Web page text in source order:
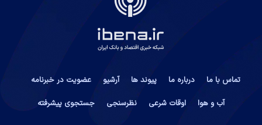
تماس با ما درباره ما پیوند ها آرشیو
عضویت در خبرنامه
آب و هوا
اوقات شرعی نظرسنجی جستجوی پیشرفته